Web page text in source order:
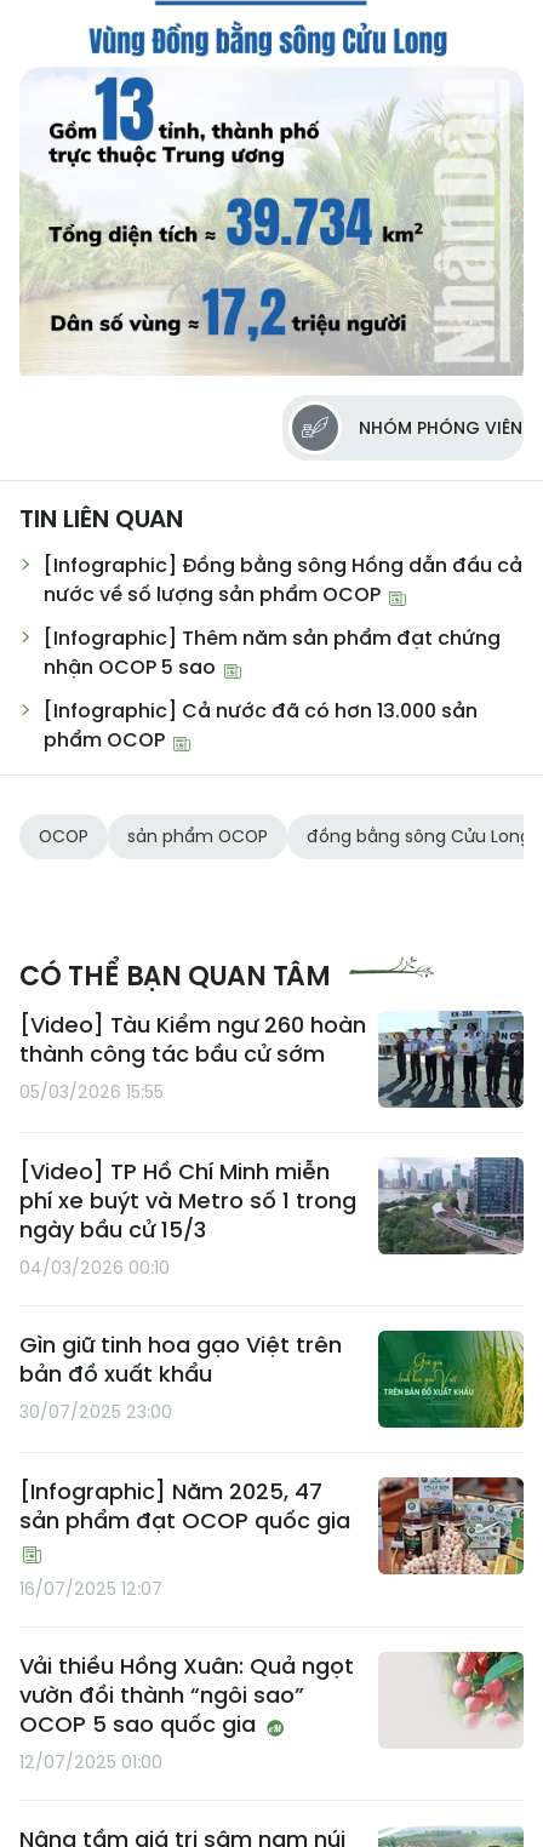
NHÓM PHÓNG VIÊN
TIN LIÊN QUAN
[Infographic] Đồng bằng sông Hồng dẫn đầu cả
nước về số lượng sản phẩm OCOP
[Infographic] Thêm năm sản phẩm đạt chứng
nhận OCOP 5 sao
[Infographic] Cả nước đã có hơn 13.000 sản
phẩm OCOP
OCOP sản phẩm OCOP đồng bằng sông Cửu Long
CÓ THỂ BẠN QUAN TÂM
[Video] Tàu Kiểm ngư 260 hoàn
thành công tác bầu cử sớm
05/03/2026 15:55
[Video] TP Hồ Chí Minh miễn
phí xe buýt và Metro số 1 trong
ngày bầu cử 15/3
04/03/2026 00:10
Gìn giữ tinh hoa gạo Việt trên
bản đồ xuất khẩu
30/07/2025 23:00
[Infographic] Năm 2025, 47
sản phẩm đạt OCOP quốc gia
16/07/2025 12:07
Vải thiều Hồng Xuân: Quả ngọt
vườn đồi thành “ngôi sao”
OCOP 5 sao quốc gia
12/07/2025 01:00
Nâng tầm giá trị sâm nam núi